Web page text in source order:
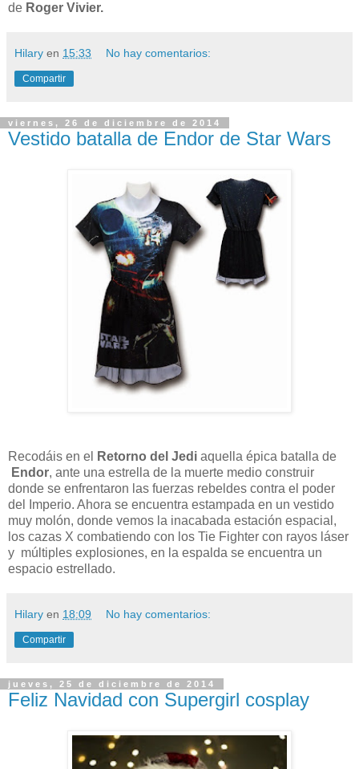
de Roger Vivier.
Hilary en 15:33 No hay comentarios:
Compartir
viernes, 26 de diciembre de 2014
Vestido batalla de Endor de Star Wars
Recodáis en el Retorno del Jedi aquella épica batalla de
Endor, ante una estrella de la muerte medio construir
donde se enfrentaron las fuerzas rebeldes contra el poder
del Imperio. Ahora se encuentra estampada en un vestido
muy molón, donde vemos la inacabada estación espacial,
los cazas X combatiendo con los Tie Fighter con rayos láser
y múltiples explosiones, en la espalda se encuentra un
espacio estrellado.
Hilary en 18:09 No hay comentarios:
Compartir
jueves, 25 de diciembre de 2014
Feliz Navidad con Supergirl cosplay